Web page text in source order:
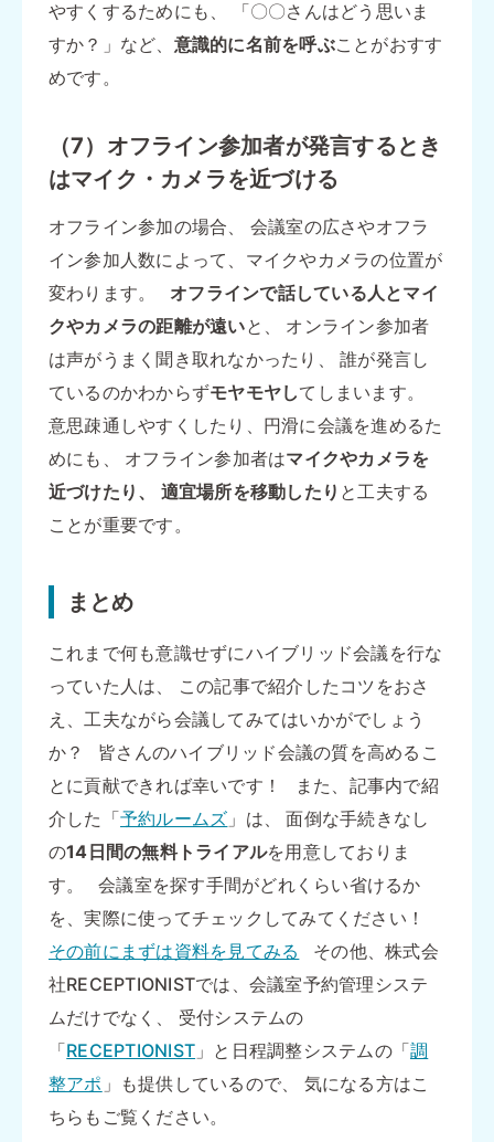
やすくするためにも、 「〇〇さんはどう思いま
すか？」など、 意識的に名前を呼ぶことがおすす
めです。
（7）オフライン参加者が発言するとき
はマイク・カメラを近づける
オフライン参加の場合、 会議室の広さやオフラ
イン参加人数によって、マイクやカメラの位置が
変わります。 オフラインで話している人とマイ
クやカメラの距離が遠いと、 オンライン参加者
は声がうまく聞き取れなかったり、 誰が発言し
ているのかわからずモヤモヤしてしまいます。
意思疎通しやすくしたり、円滑に会議を進めるた
めにも、 オフライン参加者はマイクやカメラを
近づけたり、
適宜場所を移動したり と工夫する
ことが重要です。
まとめ
これまで何も意識せずにハイブリッド会議を行な
っていた人は、 この記事で紹介したコツをおさ
え、工夫ながら会議してみてはいかがでしょう
か？ 皆さんのハイブリッド会議の質を高めるこ
とに貢献できれば幸いです！ また、記事内で紹
介した「予約ルームズ 」は、 面倒な手続きなし
の14日間の無料トライアルを用意しておりま
す。 会議室を探す手間がどれくらい省けるか
を、実際に使ってチェックしてみてください！
その前にまずは資料を見てみる
その他、株式会
社RECEPTIONISTでは、会議室予約管理システ
ムだけでなく、 受付システムの
「RECEPTIONIST 」と日程調整システムの「調
整アポ 」も提供しているので、 気になる方はこ
ちらもご覧ください。